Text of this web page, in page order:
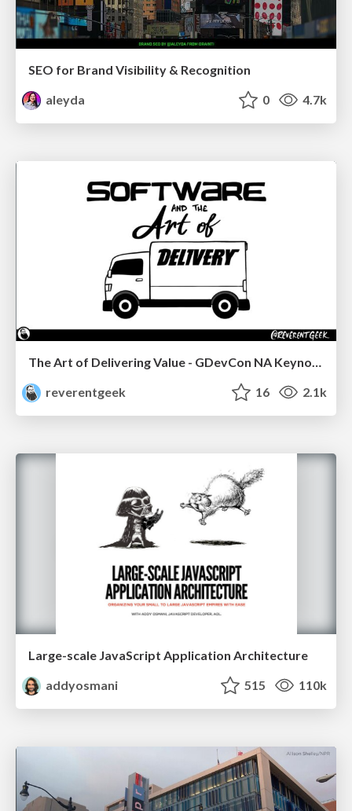
SEO for Brand Visibility & Recognition
aleyda
0 4.7k
The Art of Delivering Value - GDevCon NA Keynote
reverentgeek
16 2.1k
Large-scale JavaScript Application Architecture
addyosmani
515 110k